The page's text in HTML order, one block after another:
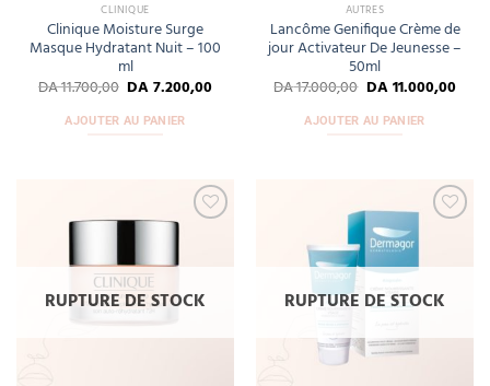
CLINIQUE
Clinique Moisture Surge
Masque Hydratant Nuit – 100
ml
DA11.700,00 DA7.200,00
AJOUTER AU PANIER
AUTRES
Lancôme Genifique Crème de
jour Activateur De Jeunesse –
50ml
DA17.000,00 DA11.000,00
AJOUTER AU PANIER
RUPTURE DE STOCK RUPTURE DE STOCK